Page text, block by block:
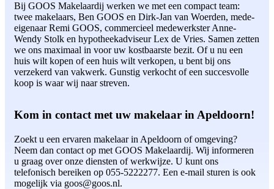
Bij GOOS Makelaardij werken we met een compact team:
twee makelaars, Ben GOOS en Dirk-Jan van Woerden, mede-
eigenaar Remi GOOS, commercieel medewerkster Anne-
Wendy Stolk en hypotheekadviseur Lex de Vries. Samen zetten
we ons maximaal in voor uw kostbaarste bezit. Of u nu een
huis wilt kopen of een huis wilt verkopen, u bent bij ons
verzekerd van vakwerk. Gunstig verkocht of een succesvolle
koop is waar wij naar streven.
Kom in contact met uw makelaar in Apeldoorn!
Zoekt u een ervaren makelaar in Apeldoorn of omgeving?
Neem dan contact op met GOOS Makelaardij. Wij informeren
u graag over onze diensten of werkwijze. U kunt ons
telefonisch bereiken op 055-5222277. Een e-mail sturen is ook
mogelijk via goos@goos.nl.